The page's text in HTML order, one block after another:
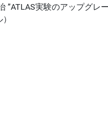
実験のアップグレ